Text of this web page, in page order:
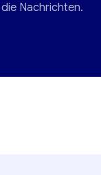
Nachrichten.